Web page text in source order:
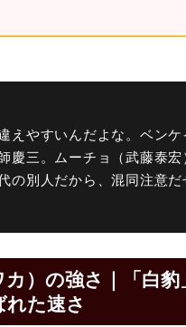
えやすいんだよな。ベンケ
慶三。ムーチョ（武藤泰宏
の別人だから、混同注意だ
カ）の強さ｜「白豹
れた速さ